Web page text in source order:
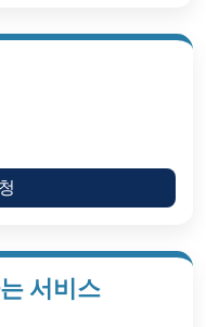
서비스